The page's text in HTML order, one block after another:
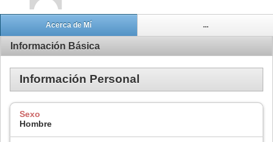
Acerca de Mí ...
Información Básica
Información Personal
Sexo
Hombre